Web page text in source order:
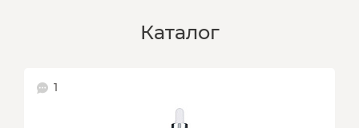
Каталог
1